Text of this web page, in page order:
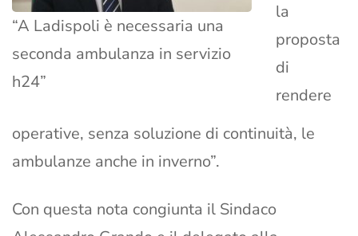
“A Ladispoli è necessaria una
seconda ambulanza in servizio
h24”
la
proposta
di
rendere
operative, senza soluzione di continuità, le
ambulanze anche in inverno”.
Con questa nota congiunta il Sindaco